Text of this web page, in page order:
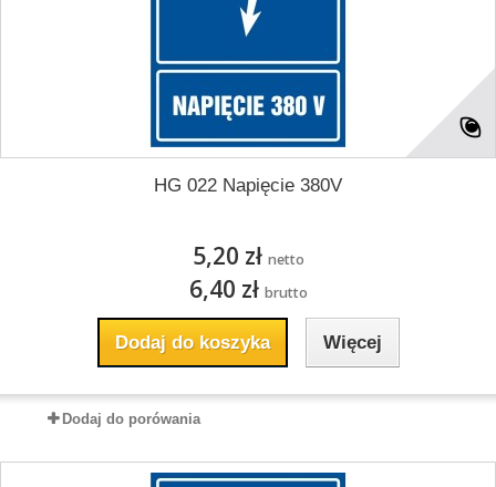
HG 022 Napięcie 380V
5,20 zł netto
6,40 zł brutto
Dodaj do koszyka Więcej
Dodaj do porówania